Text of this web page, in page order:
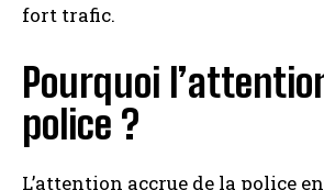
fort trafic.
Pourquoi
police ?
L’attention accrue de la police